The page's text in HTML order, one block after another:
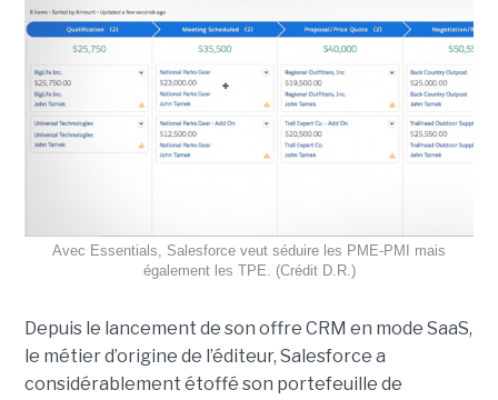
Avec Essentials, Salesforce veut séduire les PME-PMI mais
également les TPE. (Crédit D.R.)
Depuis le lancement de son offre CRM en mode SaaS,
le métier d’origine de l’éditeur, Salesforce a
considérablement étoffé son portefeuille de